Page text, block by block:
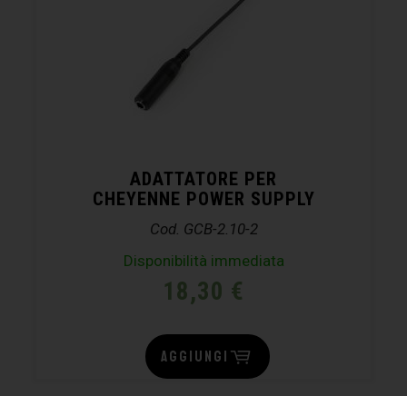
ADATTATORE PER
CHEYENNE POWER SUPPLY
Cod. GCB-2.10-2
Disponibilità immediata
18,30 €
AGGIUNGI